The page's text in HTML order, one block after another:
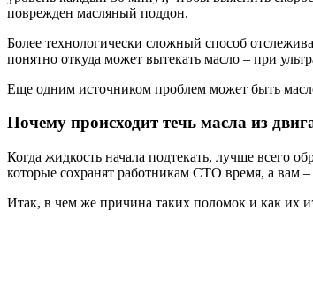
поврежден масляный поддон.
Более технологически сложный способ
понятно откуда может вытекать масло – при
Еще одним источником проблем может быть
Почему происходит течь масла из
Когда жидкость начала подтекать, лучше всего
которые сохранят работникам СТО время, а вам –
Итак, в чем же причина таких поломок и как их